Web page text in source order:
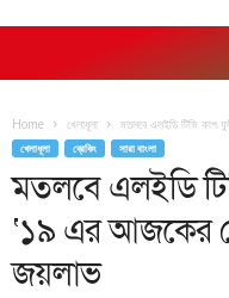
Home খেলাধূলা মতলবে এলইডি টিভি কাপ
খেলাধূলা ব্রেকিং সারা বাংলা
মতলবে এলইডি
‘১৯ এর আজকের
জয়লাভ